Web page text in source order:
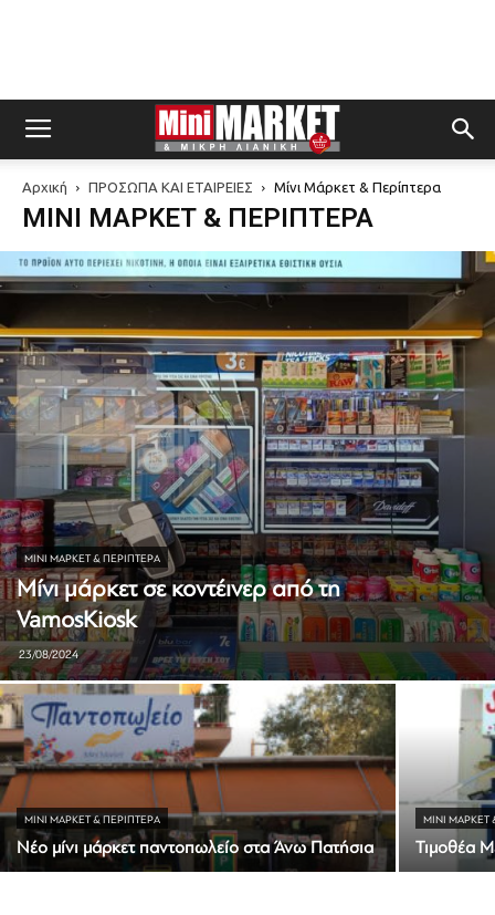
Αρχική ΠΡΟΣΩΠΑ ΚΑΙ ΕΤΑΙΡΕΙΕΣ Μίνι Μάρκετ & Περίπτερα
ΜΊΝΙ ΜΆΡΚΕΤ & ΠΕΡΊΠΤΕΡΑ
ΜΊΝΙ ΜΆΡΚΕΤ & ΠΕΡΊΠΤΕΡΑ
Μίνι μάρκετ σε κοντέινερ από τη
VamosKiosk
23/08/2024
ΜΊΝΙ ΜΆΡΚΕΤ & ΠΕΡΊΠΤΕΡΑ
Νέο μίνι μάρκετ παντοπωλείο στα Άνω Πατήσια
ΜΊΝΙ ΜΆΡΚΕΤ
Τιμοθέα